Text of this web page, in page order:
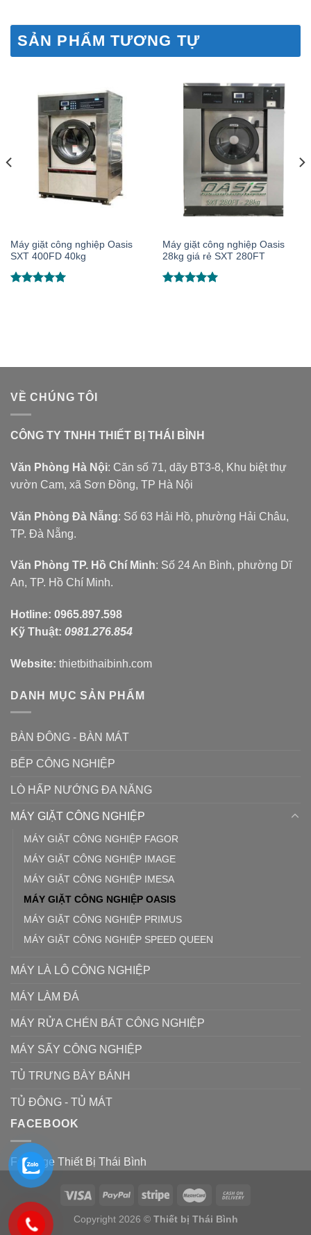
SẢN PHẨM TƯƠNG TỰ
Máy giặt công nghiệp Oasis
SXT 400FD 40kg
Máy giặt công nghiệp Oasis
28kg giá rẻ SXT 280FT
VỀ CHÚNG TÔI
CÔNG TY TNHH THIẾT BỊ THÁI BÌNH
Văn Phòng Hà Nội: Căn số 71, dãy BT3-8, Khu biệt thự
vườn Cam, xã Sơn Đồng, TP Hà Nội
Văn Phòng Đà Nẵng: Số 63 Hải Hồ, phường Hải Châu,
TP. Đà Nẵng.
Văn Phòng TP. Hồ Chí Minh: Số 24 An Bình, phường Dĩ
An, TP. Hồ Chí Minh.
Hotline: 0965.897.598
Kỹ Thuật: 0981.276.854
Website: thietbithaibinh.com
DANH MỤC SẢN PHẨM
BÀN ĐÔNG - BÀN MÁT
BẾP CÔNG NGHIỆP
LÒ HẤP NƯỚNG ĐA NĂNG
MÁY GIẶT CÔNG NGHIỆP
MÁY GIẶT CÔNG NGHIỆP FAGOR
MÁY GIẶT CÔNG NGHIỆP IMAGE
MÁY GIẶT CÔNG NGHIỆP IMESA
MÁY GIẶT CÔNG NGHIỆP OASIS
MÁY GIẶT CÔNG NGHIỆP PRIMUS
MÁY GIẶT CÔNG NGHIỆP SPEED QUEEN
MÁY LÀ LÔ CÔNG NGHIỆP
MÁY LÀM ĐÁ
MÁY RỬA CHÉN BÁT CÔNG NGHIỆP
MÁY SẤY CÔNG NGHIỆP
TỦ TRƯNG BÀY BÁNH
TỦ ĐÔNG - TỦ MÁT
FACEBOOK
Fanpage Thiết Bị Thái Bình
Copyright 2026 © Thiết bị Thái Bình